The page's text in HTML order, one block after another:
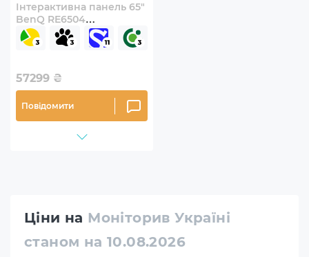
Інтерактивна панель 65"
BenQ RE6504
(9H.F9ETK.DE6)
57299 ₴
Повідомити
Ціни на Моніторив Україні
станом на 10.08.2026